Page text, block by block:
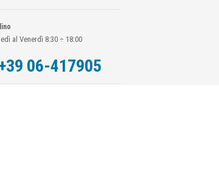
al Venerdì 8:30 ÷ 18:00
06-417905